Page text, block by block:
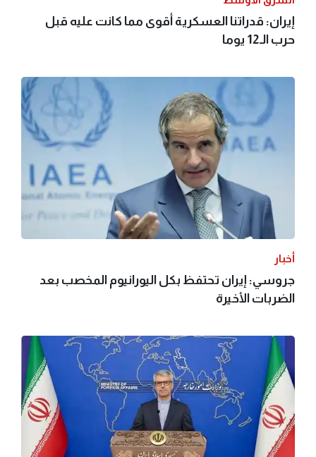
إيران: قدراتنا العسكرية أقوى مما كانت عليه قبل
حرب الـ12 يوما
أخبار
جروسي: إيران تحتفظ بكل اليورانيوم المخصب بعد
الضربات الأخيرة